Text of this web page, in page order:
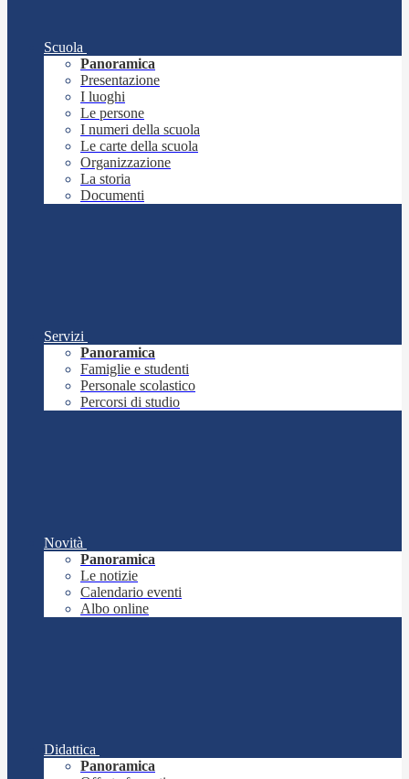
Scuola
Panoramica
Presentazione
I luoghi
Le persone
I numeri della scuola
Le carte della scuola
Organizzazione
La storia
Documenti
Servizi
Panoramica
Famiglie e studenti
Personale scolastico
Percorsi di studio
Novità
Panoramica
Le notizie
Calendario eventi
Albo online
Didattica
Panoramica